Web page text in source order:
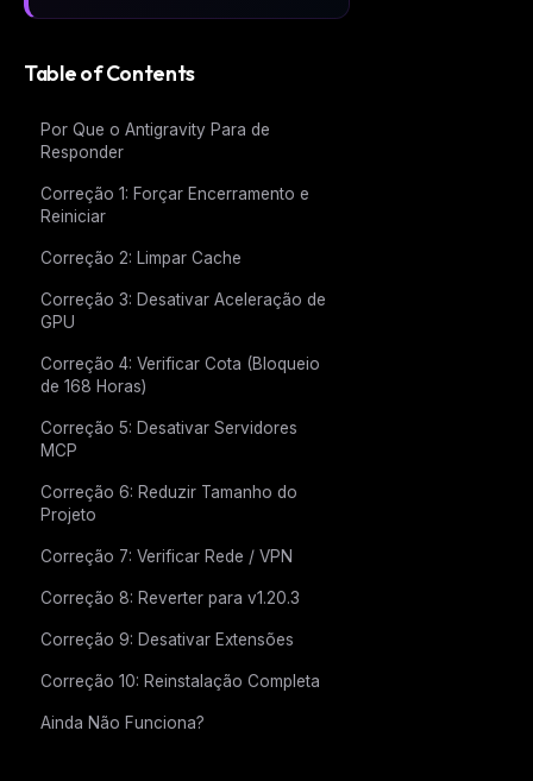
Table of Contents
Por Que o Antigravity Para de
Responder
Correção 1: Forçar Encerramento e
Reiniciar
Correção 2: Limpar Cache
Correção 3: Desativar Aceleração de
GPU
Correção 4: Verificar Cota (Bloqueio
de 168 Horas)
Correção 5: Desativar Servidores
MCP
Correção 6: Reduzir Tamanho do
Projeto
Correção 7: Verificar Rede / VPN
Correção 8: Reverter para v1.20.3
Correção 9: Desativar Extensões
Correção 10: Reinstalação Completa
Ainda Não Funciona?